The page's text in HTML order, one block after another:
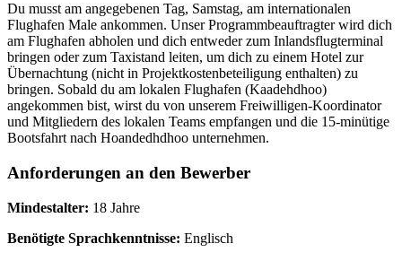
Du musst am angegebenen Tag, Samstag, am internationalen
Flughafen Male ankommen. Unser Programmbeauftragter wird dich
am Flughafen abholen und dich entweder zum Inlandsflugterminal
bringen oder zum Taxistand leiten, um dich zu einem Hotel zur
Übernachtung (nicht in Projektkostenbeteiligung enthalten) zu
bringen. Sobald du am lokalen Flughafen (Kaadehdhoo)
angekommen bist, wirst du von unserem Freiwilligen-Koordinator
und Mitgliedern des lokalen Teams empfangen und die 15-minütige
Bootsfahrt nach Hoandedhdhoo unternehmen.
Anforderungen an den Bewerber
Mindestalter: 18 Jahre
Benötigte Sprachkenntnisse: Englisch